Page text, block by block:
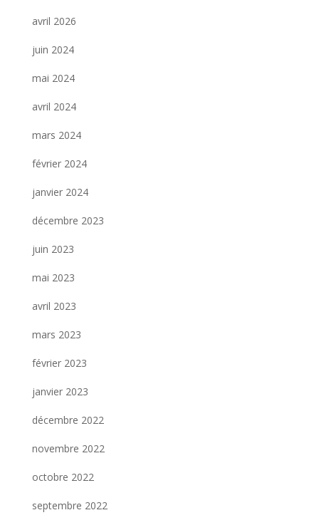
avril 2026
juin 2024
mai 2024
avril 2024
mars 2024
février 2024
janvier 2024
décembre 2023
juin 2023
mai 2023
avril 2023
mars 2023
février 2023
janvier 2023
décembre 2022
novembre 2022
octobre 2022
septembre 2022